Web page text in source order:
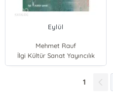
Eylül
Mehmet Rauf
İlgi Kültür Sanat Yayıncılık
1